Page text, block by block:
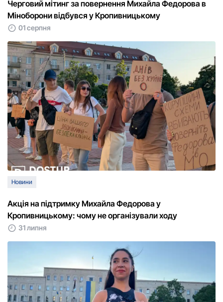
Черговий мітинг за повернення Михайла Федорова в
Міноборони відбувся у Кропивницькому
01 серпня
Новини
Акція на підтримку Михайла Федорова у
Кропивницькому: чому не організували ходу
31 липня